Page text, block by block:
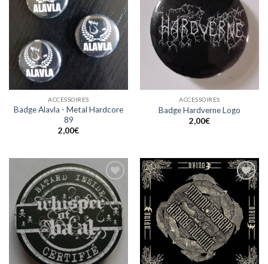
à ma
liste
ACCESSOIRES
Badge Alavla - Metal Hardcore
89
2,00€
à ma
liste
ACCESSOIRES
Badge Hardverne Logo
2,00€
Ajouter
à ma
liste
Ajouter
liste